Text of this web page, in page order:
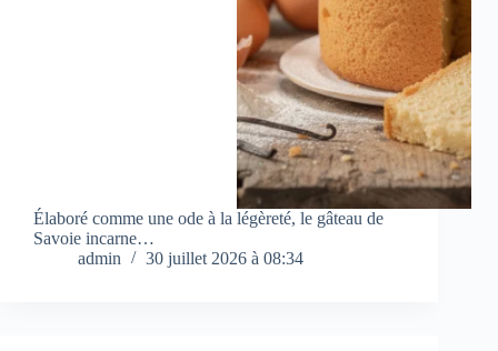
Élaboré comme une ode à la légèreté, le gâteau de
Savoie incarne…
admin
30 juillet 2026 à 08:34